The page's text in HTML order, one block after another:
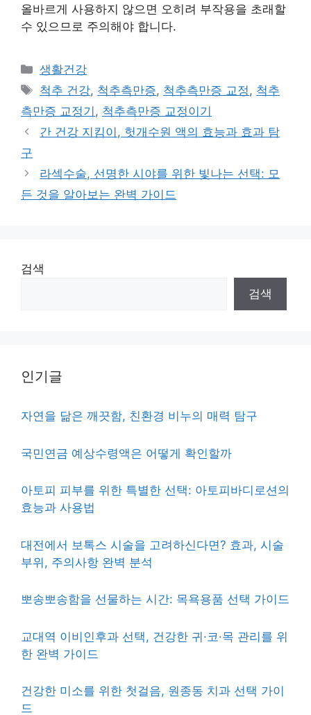
올바르게 사용하지 않으면 오히려 부작용을 초래할
수 있으므로 주의해야 합니다.
Categories
생활건강
Tags
척추 건강, 척추측만증, 척추측만증 교정, 척추
측만증 교정기 , 척추측만증 교정이기
간 건강 지킴이, 헛개수원 액의 효능과 효과 탐
구
라섹수술, 선명한 시야를 위한 빛나는 선택: 모
든 것을 알아보는 완벽 가이드
검색
검색
인기글
자연을 닮은 깨끗함, 친환경 비누의 매력 탐구
국민연금 예상수령액은 어떻게 확인할까
아토피 피부를 위한 특별한 선택: 아토피바디로션의
효능과 사용법
대전에서 보톡스 시술을 고려하신다면? 효과, 시술
부위, 주의사항 완벽 분석
뽀송뽀송함을 선물하는 시간: 목욕용품 선택 가이드
교대역 이비인후과 선택, 건강한 귀·코·목 관리를 위
한 완벽 가이드
건강한 미소를 위한 첫걸음, 원종동 치과 선택 가이
드